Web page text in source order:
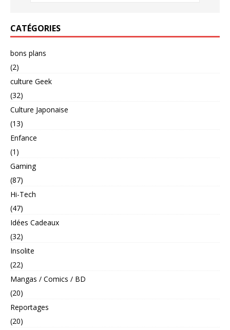
CATÉGORIES
bons plans
(2)
culture Geek
(32)
Culture Japonaise
(13)
Enfance
(1)
Gaming
(87)
Hi-Tech
(47)
Idées Cadeaux
(32)
Insolite
(22)
Mangas / Comics / BD
(20)
Reportages
(20)